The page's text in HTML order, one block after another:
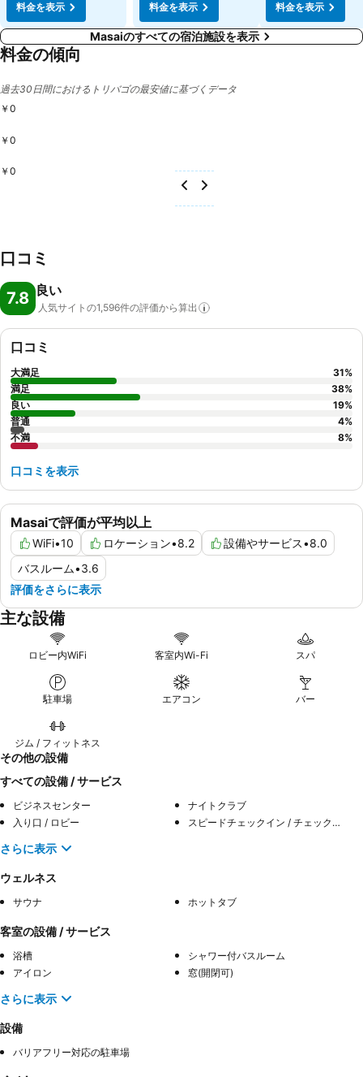
料金を表示
料金を表示
料金を表示
Masaiのすべての宿泊施設を表示
料金の傾向
過去30日間におけるトリバゴの最安値に基づくデータ
￥0
￥0
￥0
口コミ
7.8 良い
人気サイトの1,596件の評価から算出
Masaiで評価が平均以上
WiFi•10 ロケーション•8.2 設備やサービス•8.0
バスルーム•3.6
評価をさらに表示
口コミ
大満足 31%
満足
38%
良い
19%
普通
4%
不満
8%
口コミを表示
主な設備
ロビー内WiFi 客室内Wi-Fi スパ
駐車場 エアコン バー
ジム / フィットネス
その他の設備
すべての設備 / サービス
ビジネスセンター
ナイトクラブ
入り口 / ロビー
スピードチェックイン / チェックアウト
さらに表示
ウェルネス
サウナ ホットタブ
客室の設備 / サービス
浴槽
シャワー付バスルーム
アイロン
窓(開閉可)
さらに表示
設備
バリアフリー対応の駐車場